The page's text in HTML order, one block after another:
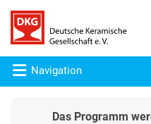
Navigation
Das Programm